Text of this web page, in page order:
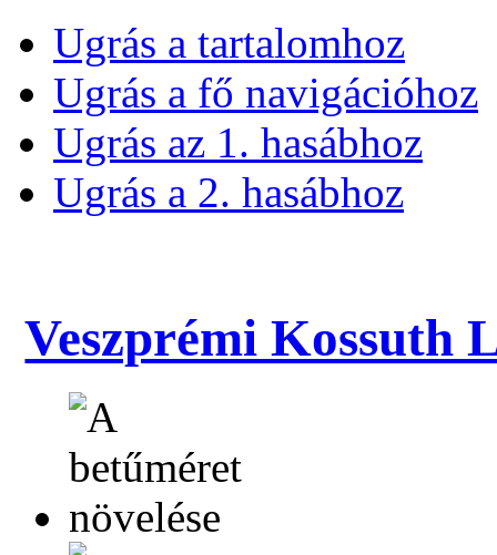
Ugrás a tartalomhoz
Ugrás a fő navigációhoz
Ugrás az 1. hasábhoz
Ugrás a 2. hasábhoz
Veszprémi Kossuth